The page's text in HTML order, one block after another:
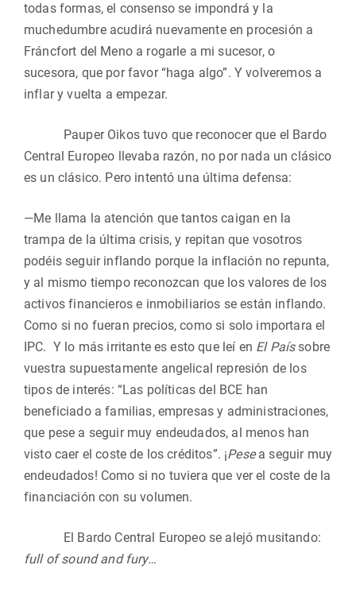
todas formas, el consenso se impondrá y la
muchedumbre acudirá nuevamente en procesión a
Fráncfort del Meno a rogarle a mi sucesor, o
sucesora, que por favor “haga algo”. Y volveremos a
inflar y vuelta a empezar.
Pauper Oikos tuvo que reconocer que el Bardo
Central Europeo llevaba razón, no por nada un clásico
es un clásico. Pero intentó una última defensa:
—Me llama la atención que tantos caigan en la
trampa de la última crisis, y repitan que vosotros
podéis seguir inflando porque la inflación no repunta,
y al mismo tiempo reconozcan que los valores de los
activos financieros e inmobiliarios se están inflando.
Como si no fueran precios, como si solo importara el
IPC. Y lo más irritante es esto que leí en El Paíssobre
vuestra supuestamente angelical represión de los
tipos de interés: “Las políticas del BCE han
beneficiado a familias, empresas y administraciones,
que pese a seguir muy endeudados, al menos han
visto caer el coste de los créditos”. ¡Pesea seguir muy
endeudados! Como si no tuviera que ver el coste de la
financiación con su volumen.
El Bardo Central Europeo se alejó musitando:
full of sound and fury…